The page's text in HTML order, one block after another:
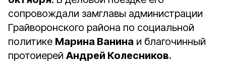
сопровождали замглавы администрации
Грайворонского района по социальной
политике Марина Ванина и благочинный
протоиерей Андрей Колесников.